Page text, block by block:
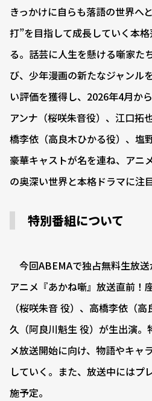
きっかけに自らも落語の世界へ
打”を目指して成長していく本
る。話芸に人生を懸ける噺家た
び、少年漫画の新たなジャンル
い評価を獲得し、2026年4月か
アンナ（桜咲朱音役）、江口拓
橋李依（高良木ひかる役）、塩
豪華キャストが名を連ね、アニ
の奥深い世界と本格ドラマに注
特別番組について
今回ABEMAで独占無料生放
アニメ『あかね噺』放送直前！
（桜咲朱音 役）、高橋李依（
久（阿良川魁生 役）が生出演。
メ放送開始に向け、物語やキャ
していく。また、放送中にはプ
施予定。